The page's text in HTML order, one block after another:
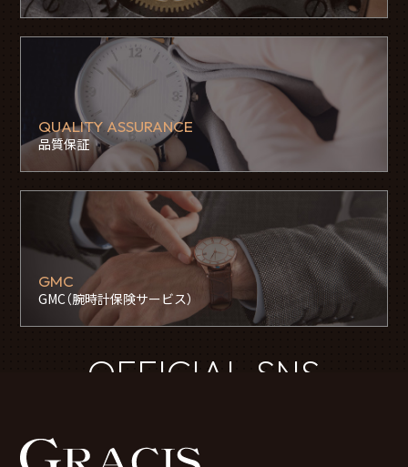
QUALITY ASSURANCE
品質保証
GMC
GMC（腕時計保険サービス）
OFFICIAL SNS